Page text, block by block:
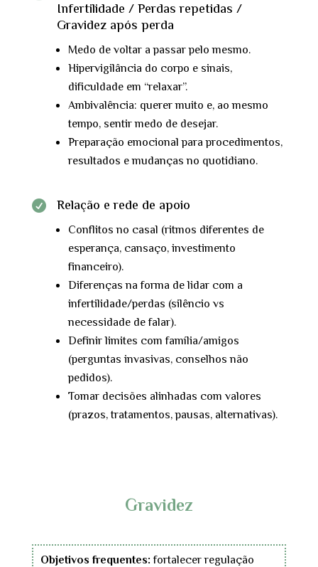
Infertilidade / Perdas repetidas /
Gravidez após perda
Medo de voltar a passar pelo mesmo.
Hipervigilância do corpo e sinais,
dificuldade em “relaxar”.
Ambivalência: querer muito e, ao mesmo
tempo, sentir medo de desejar.
Preparação emocional para procedimentos,
resultados e mudanças no quotidiano.
 Relação e rede de apoio
Conflitos no casal (ritmos diferentes de
esperança, cansaço, investimento
financeiro).
Diferenças na forma de lidar com a
infertilidade/perdas (silêncio vs
necessidade de falar).
Definir limites com família/amigos
(perguntas invasivas, conselhos não
pedidos).
Tomar decisões alinhadas com valores
(prazos, tratamentos, pausas, alternativas).
Gravidez
Objetivos frequentes: fortalecer regulação